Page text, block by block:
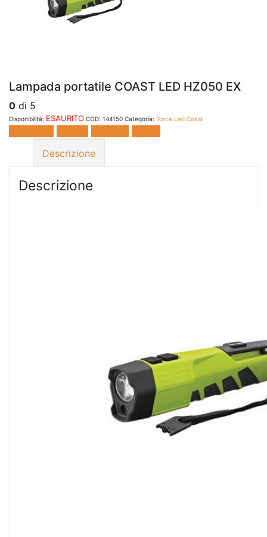
Lampada portatile COAST LED HZ050 EX
0 di 5
Disponibilità: ESAURITO COD: 144150 Categoria: Torce Led Coast
Descrizione
Descrizione